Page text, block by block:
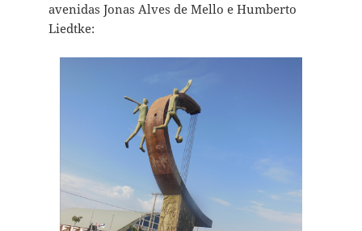
avenidas Jonas Alves de Mello e Humberto
Liedtke: